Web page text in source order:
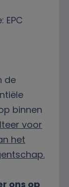
de
binnen
voor
het
ons op